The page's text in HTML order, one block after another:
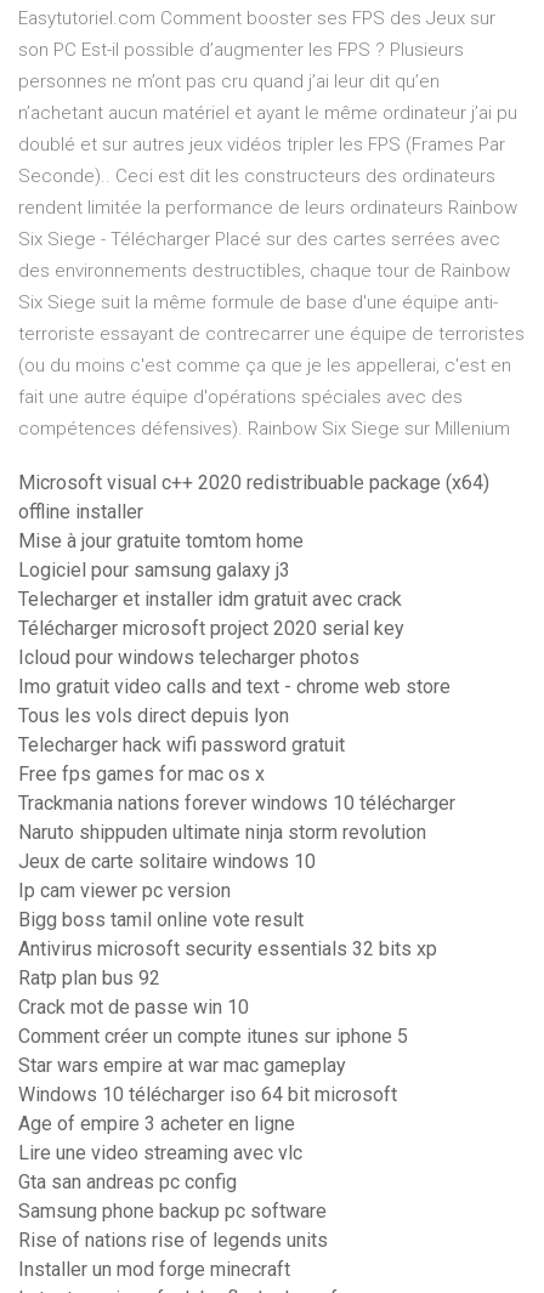
Easytutoriel.com Comment booster ses FPS des Jeux sur
son PC Est-il possible d’augmenter les FPS ? Plusieurs
personnes ne m’ont pas cru quand j’ai leur dit qu’en
n’achetant aucun matériel et ayant le même ordinateur j’ai pu
doublé et sur autres jeux vidéos tripler les FPS (Frames Par
Seconde).. Ceci est dit les constructeurs des ordinateurs
rendent limitée la performance de leurs ordinateurs Rainbow
Six Siege - Télécharger Placé sur des cartes serrées avec
des environnements destructibles, chaque tour de Rainbow
Six Siege suit la même formule de base d'une équipe anti-
terroriste essayant de contrecarrer une équipe de terroristes
(ou du moins c'est comme ça que je les appellerai, c'est en
fait une autre équipe d'opérations spéciales avec des
compétences défensives). Rainbow Six Siege sur Millenium
Microsoft visual c++ 2020 redistribuable package (x64)
offline installer
Mise à jour gratuite tomtom home
Logiciel pour samsung galaxy j3
Telecharger et installer idm gratuit avec crack
Télécharger microsoft project 2020 serial key
Icloud pour windows telecharger photos
Imo gratuit video calls and text - chrome web store
Tous les vols direct depuis lyon
Telecharger hack wifi password gratuit
Free fps games for mac os x
Trackmania nations forever windows 10 télécharger
Naruto shippuden ultimate ninja storm revolution
Jeux de carte solitaire windows 10
Ip cam viewer pc version
Bigg boss tamil online vote result
Antivirus microsoft security essentials 32 bits xp
Ratp plan bus 92
Crack mot de passe win 10
Comment créer un compte itunes sur iphone 5
Star wars empire at war mac gameplay
Windows 10 télécharger iso 64 bit microsoft
Age of empire 3 acheter en ligne
Lire une video streaming avec vlc
Gta san andreas pc config
Samsung phone backup pc software
Rise of nations rise of legends units
Installer un mod forge minecraft